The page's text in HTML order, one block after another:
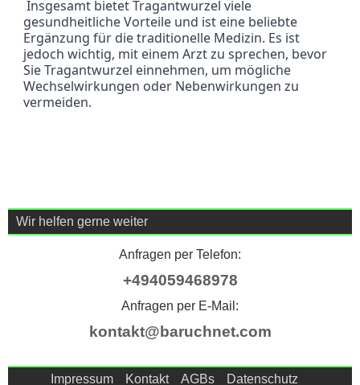
Insgesamt bietet Tragantwurzel viele
gesundheitliche Vorteile und ist eine beliebte
Ergänzung für die traditionelle Medizin. Es ist
jedoch wichtig, mit einem Arzt zu sprechen, bevor
Sie Tragantwurzel einnehmen, um mögliche
Wechselwirkungen oder Nebenwirkungen zu
vermeiden.
Wir helfen gerne weiter
Anfragen per Telefon:
+494059468978
Anfragen per E-Mail:
kontakt@baruchnet.com
Impressum Kontakt AGBs Datenschutz